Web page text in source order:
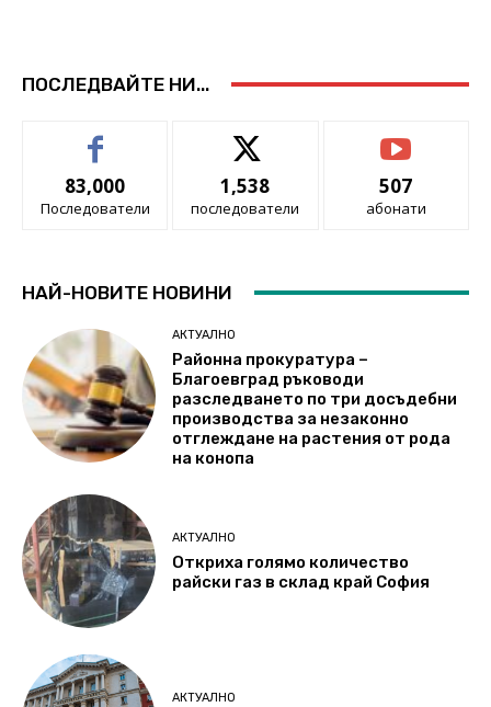
ПОСЛЕДВАЙТЕ НИ...
83,000
Последователи
1,538
последователи
507
абонати
НАЙ-НОВИТЕ НОВИНИ
АКТУАЛНО
Районна прокуратура –
Благоевград ръководи
разследването по три досъдебни
производства за незаконно
отглеждане на растения от рода
на конопа
АКТУАЛНО
Откриха голямо количество
райски газ в склад край София
АКТУАЛНО